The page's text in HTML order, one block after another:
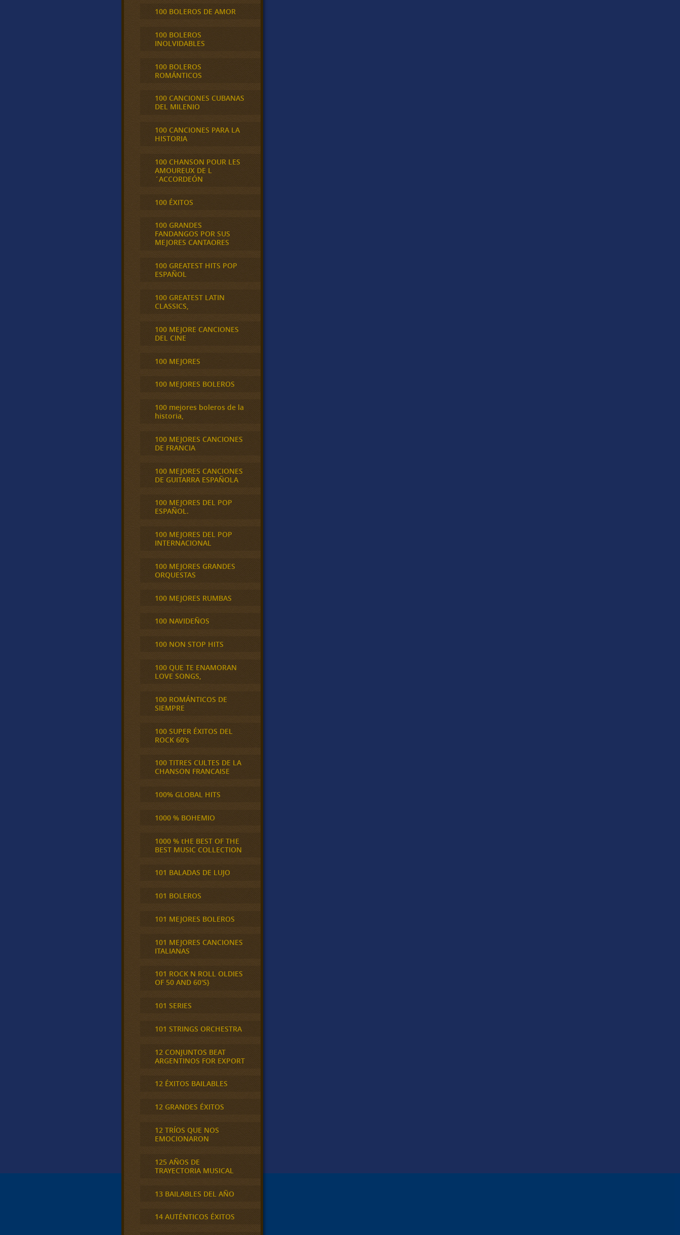
100 BOLEROS DE AMOR
100 BOLEROS
INOLVIDABLES
100 BOLEROS
ROMÁNTICOS
100 CANCIONES CUBANAS
DEL MILENIO
100 CANCIONES PARA LA
HISTORIA
100 CHANSON POUR LES
AMOUREUX DE L
´ACCORDEÓN
100 ÉXITOS
100 GRANDES
FANDANGOS POR SUS
MEJORES CANTAORES
100 GREATEST HITS POP
ESPAÑOL
100 GREATEST LATIN
CLASSICS,
100 MEJORE CANCIONES
DEL CINE
100 MEJORES
100 MEJORES BOLEROS
100 mejores boleros de la
historia,
100 MEJORES CANCIONES
DE FRANCIA
100 MEJORES CANCIONES
DE GUITARRA ESPAÑOLA
100 MEJORES DEL POP
ESPAÑOL.
100 MEJORES DEL POP
INTERNACIONAL
100 MEJORES GRANDES
ORQUESTAS
100 MEJORES RUMBAS
100 NAVIDEÑOS
100 NON STOP HITS
100 QUE TE ENAMORAN
LOVE SONGS,
100 ROMÁNTICOS DE
SIEMPRE
100 SUPER ÉXITOS DEL
ROCK 60's
100 TITRES CULTES DE LA
CHANSON FRANCAISE
100% GLOBAL HITS
1000 % BOHEMIO
1000 % tHE BEST OF THE
BEST MUSIC COLLECTION
101 BALADAS DE LUJO
101 BOLEROS
101 MEJORES BOLEROS
101 MEJORES CANCIONES
ITALIANAS
101 ROCK N ROLL OLDIES
OF 50 AND 60'S}
101 SERIES
101 STRINGS ORCHESTRA
12 CONJUNTOS BEAT
ARGENTINOS FOR EXPORT
12 ÉXITOS BAILABLES
12 GRANDES ÉXITOS
12 TRÍOS QUE NOS
EMOCIONARON
125 AÑOS DE
TRAYECTORIA MUSICAL
13 BAILABLES DEL AÑO
14 AUTÉNTICOS ÉXITOS